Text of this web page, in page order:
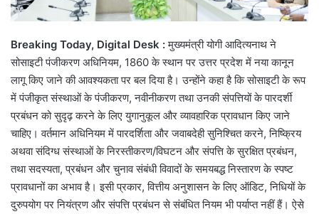
Breaking Today, Digital Desk :मुख्यमंत्री योगी आदित्यनाथ ने
सोसाइटी पंजीकरण अधिनियम, 1860 के स्थान पर उत्तर प्रदेश में नया कानून
लागू किए जाने की आवश्यकता पर बल दिया है। उन्होंने कहा है कि सोसाइटी के रूप
में पंजीकृत संस्थाओं के पंजीकरण, नवीनीकरण तथा उनकी संपत्तियों के पारदर्शी
प्रबंधन को सुदृढ़ करने के लिए युगानुकूल और व्यावहारिक प्रावधान किए जाने
चाहिए। वर्तमान अधिनियम में पारदर्शिता और जवाबदेही सुनिश्चित करने, निष्क्रिय
अथवा संदिग्ध संस्थाओं के निरस्तीकरण/विघटन और संपत्ति के सुरक्षित प्रबंधन,
तथा सदस्यता, प्रबंधन और चुनाव संबंधी विवादों के समयबद्ध निस्तारण के स्पष्ट
प्रावधानों का अभाव है। इसी प्रकार, वित्तीय अनुशासन के लिए ऑडिट, निधियों के
दुरुपयोग पर नियंत्रण और संपत्ति प्रबंधन से संबंधित नियम भी पर्याप्त नहीं हैं। ऐसे